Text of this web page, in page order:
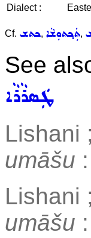
Dialect :
Cf. ܟܬܫ, ܬܲܟ݂ܬܘܼܫܵܐ,
See
ܛܲܣܪܵܪܵܐ
Lishani
umāšu
Lishani
umāšu